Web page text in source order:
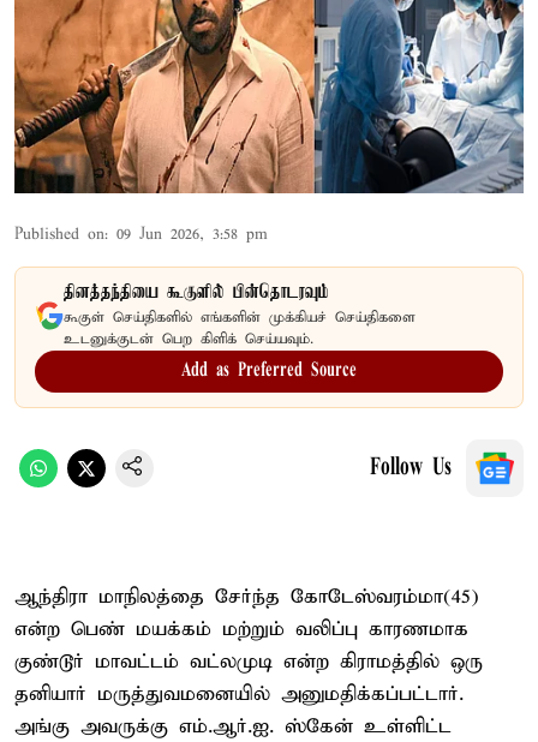
Published on: 09 Jun 2026, 3:58 pm
தினத்தந்தியை கூகுளில் பின்தொடரவும்
கூகுள் செய்திகளில் எங்களின் முக்கியச் செய்திகளை
உடனுக்குடன் பெற கிளிக் செய்யவும்.
Add as Preferred Source
Follow Us
ஆந்திரா மாநிலத்தை சேர்ந்த கோடேஸ்வரம்மா(45)
என்ற பெண் மயக்கம் மற்றும் வலிப்பு காரணமாக
குண்டூர் மாவட்டம் வட்லமுடி என்ற கிராமத்தில் ஒரு
தனியார் மருத்துவமனையில் அனுமதிக்கப்பட்டார்.
அங்கு அவருக்கு எம்.ஆர்.ஐ. ஸ்கேன் உள்ளிட்ட